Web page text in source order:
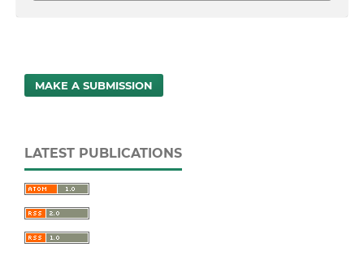
MAKE A SUBMISSION
LATEST PUBLICATIONS